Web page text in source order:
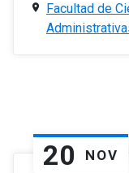
Facultad de
20 NOV